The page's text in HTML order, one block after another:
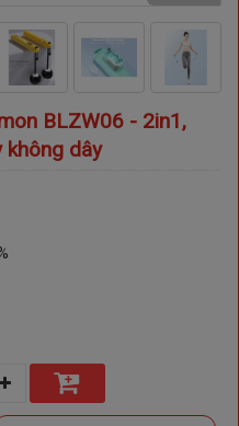
BLZW06 - 2in1,
không dây